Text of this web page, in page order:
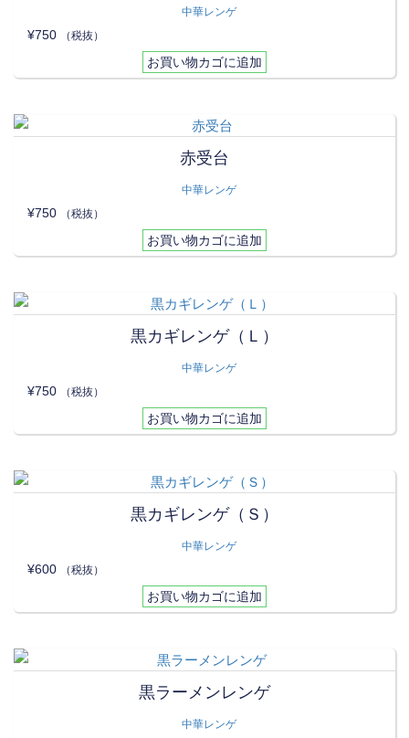
中華レンゲ
¥750 （税抜）
お買い物カゴに追加
赤受台
中華レンゲ
¥750 （税抜）
お買い物カゴに追加
黒カギレンゲ（Ｌ）
中華レンゲ
¥750 （税抜）
お買い物カゴに追加
黒カギレンゲ（Ｓ）
中華レンゲ
¥600 （税抜）
お買い物カゴに追加
黒ラーメンレンゲ
中華レンゲ